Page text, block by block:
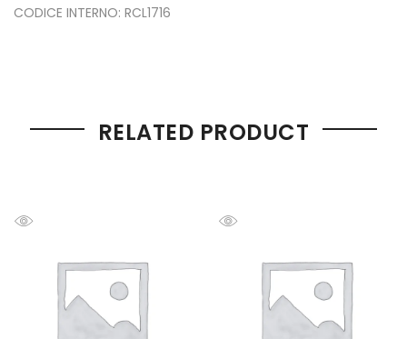
CODICE INTERNO: RCL1716
RELATED PRODUCT